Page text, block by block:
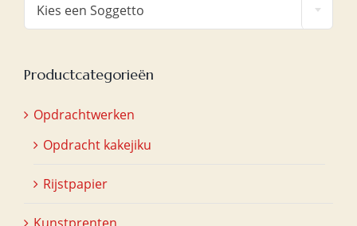
Kies een Soggetto
Productcategorieën
Opdrachtwerken
Opdracht kakejiku
Rijstpapier